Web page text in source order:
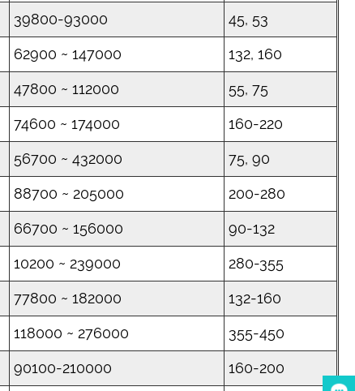
39800-93000 45, 53
62900 ~ 147000 132, 160
47800 ~ 112000 55, 75
74600 ~ 174000 160-220
56700 ~ 432000 75, 90
88700 ~ 205000 200-280
66700 ~ 156000 90-132
10200 ~ 239000 280-355
77800 ~ 182000 132-160
118000 ~ 276000 355-450
90100-210000 160-200